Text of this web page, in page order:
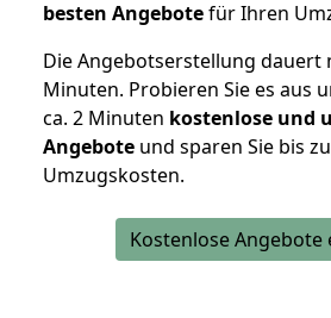
besten Angebotefür Ihren
Die Angebotserstellung dauert
Minuten. Probieren Sie es aus
ca. 2 Minuten kostenlose und
Angebote und sparen Sie bis
Umzugskosten.
Kostenlose Angebote